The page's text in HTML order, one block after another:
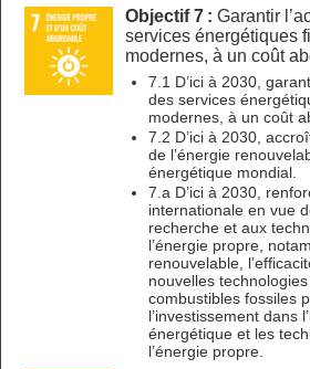
Objectif 7 : Garantir
services énergétiques
modernes, à un coût
7.1 D’ici à 2030,
des services
modernes, à un coût
7.2 D’ici à 2030,
de l’énergie
énergétique mondial.
7.a D’ici à 2030,
internationale en vue
recherche et aux
l’énergie propre,
renouvelable,
nouvelles
combustibles fossiles
l’investissement dans
énergétique et les
l’énergie propre.